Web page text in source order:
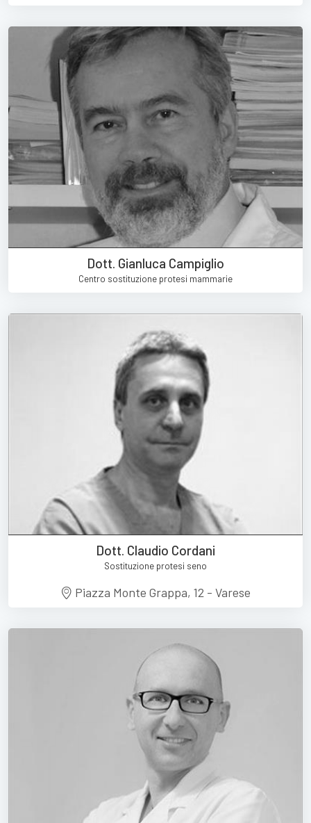
Dott. Gianluca Campiglio
Centro sostituzione protesi mammarie
Dott. Claudio Cordani
Sostituzione protesi seno
Piazza Monte Grappa, 12 - Varese